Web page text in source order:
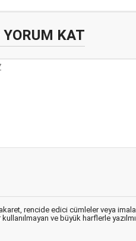
YORUM KAT
rencide edici cümleler veya
ve büyük harflerle